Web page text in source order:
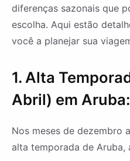
diferenças sazonais que
escolha. Aqui estão
você a planejar sua
1. Alta
Abril) em Aruba:
Nos meses de dezembro
alta temporada de Aruba,